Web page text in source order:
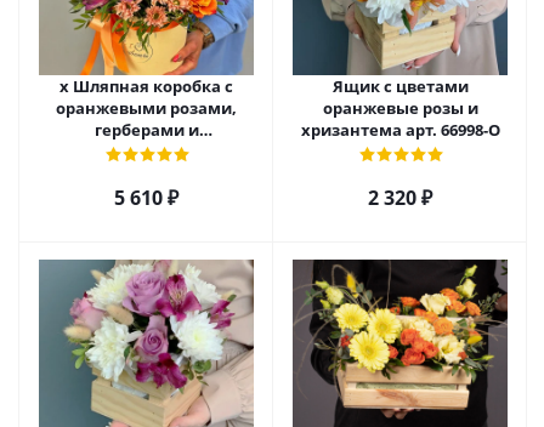
х Шляпная коробка с
оранжевыми розами,
герберами и
альстромерией арт. 52460
5 610₽
Ящик с цветами
оранжевые розы и
хризантема арт. 66998-О
2 320₽